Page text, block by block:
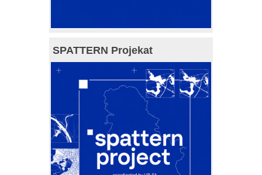
SPATTERN Projekat